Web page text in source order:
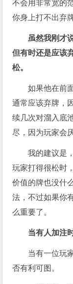
不会用非常宽的
你身上打不出弃
虽然我刚才
但有时还是应该
松。
如果他在前
通常应该弃牌，
续几次对溜入底
尽，因为玩家会
我的建议是
玩家打得很松时
价值的牌也没什
法，不过如果你
么重要了。
当有人加注
当有一位玩
否有利可图。